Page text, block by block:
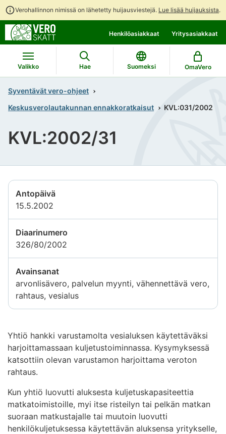
Verohallinnon nimissä on lähetetty huijausviestejä. Lue lisää huijauksista.
suoraan
sisältöön
koko
sivuston
hakuun
Henkilöasiakkaat Yritysasiakkaat
Valikko Hae Suomeksi OmaVero
Syventävät vero-ohjeet
Keskusverolautakunnan ennakkoratkaisut
KVL:031/2002
KVL:2002/31
Antopäivä
15.5.2002
Diaarinumero
326/80/2002
Avainsanat
arvonlisävero, palvelun myynti, vähennettävä vero,
rahtaus, vesialus
Yhtiö hankki varustamolta vesialuksen käytettäväksi
harjoittamassaan kuljetustoiminnassa. Kysymyksessä
katsottiin olevan varustamon harjoittama veroton
rahtaus.
Kun yhtiö luovutti aluksesta kuljetuskapasiteettia
matkatoimistoille, myi itse risteilyn tai pelkän matkan
suoraan matkustajalle tai muutoin luovutti
henkilökuljetuksessa käytettävän aluksensa yritykselle,